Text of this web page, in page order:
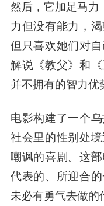
然后，它加足马力
力但没有能力，
但只喜欢她们对
解说《教父》和
并不拥有的智力
电影构建了一个
社会里的性别处
嘲讽的喜剧。这
代表的、所迎合
未必有勇气去做的